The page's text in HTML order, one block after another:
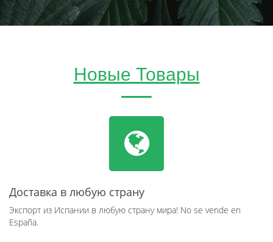
Новые Товары
Доставка в любую страну
Экспорт из Испании в любую страну мира! No se vende en
España.